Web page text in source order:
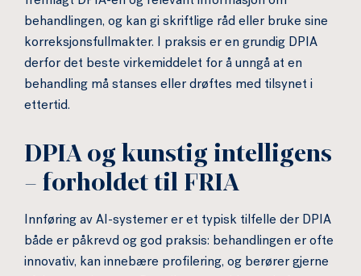
behandlingen, og kan gi skriftlige råd eller bruke sine
korreksjonsfullmakter. I praksis er en grundig DPIA
derfor det beste virkemiddelet for å unngå at en
behandling må stanses eller drøftes med tilsynet i
ettertid.
DPIA og kunstig intelligens
– forholdet til FRIA
Innføring av AI-systemer er et typisk tilfelle der DPIA
både er påkrevd og god praksis: behandlingen er ofte
innovativ, kan innebære profilering, og berører gjerne